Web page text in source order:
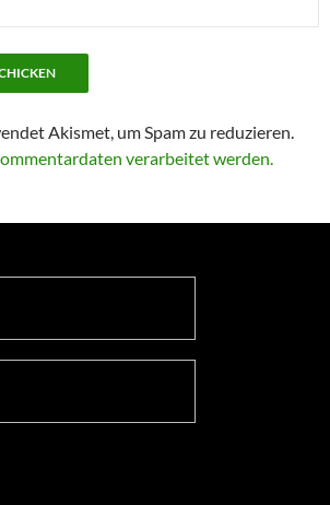
Akismet, um Spam zu reduzieren.
verarbeitet werden.